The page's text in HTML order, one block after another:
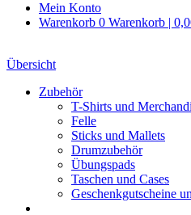
Mein Konto
Warenkorb 0 Warenkorb |
Übersicht
Zubehör
T-Shirts und
Felle
Sticks und Mallets
Drumzubehör
Übungspads
Taschen und Cases
Geschenkgutscheine